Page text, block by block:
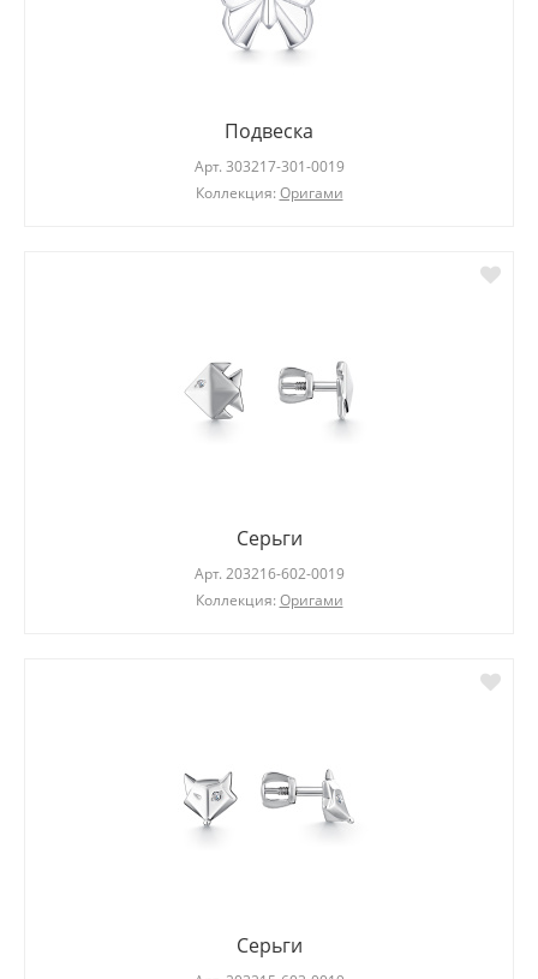
Подвеска
Арт. 303217-301-0019
Коллекция: Оригами
Серьги
Арт. 203216-602-0019
Коллекция: Оригами
Серьги